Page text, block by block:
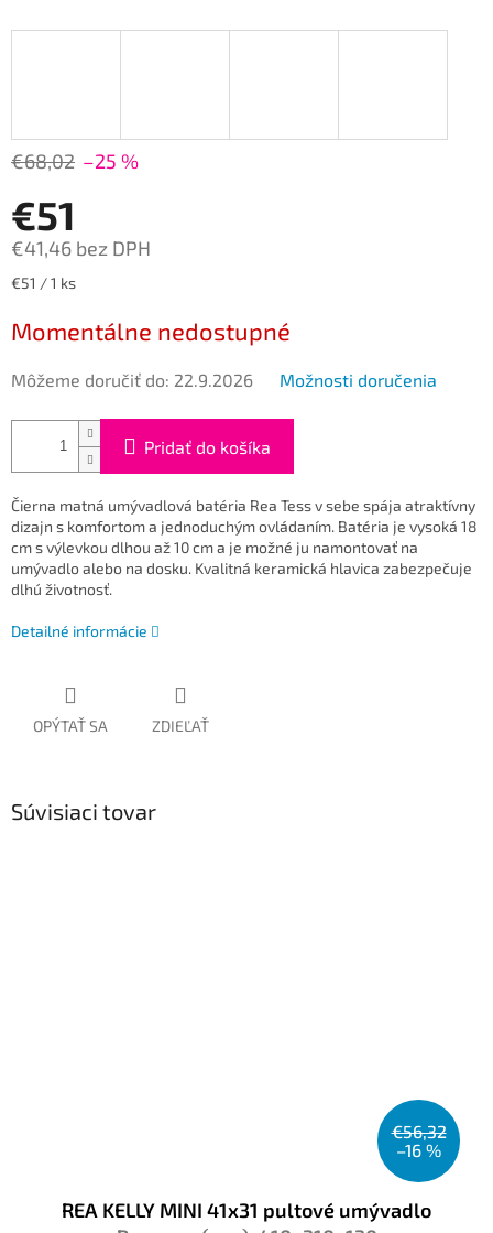
€68,02 –25 %
€51
€41,46 bez DPH
Jednotková
€51 / 1 ks
Momentálne nedostupné
Môžeme doručiť do: 22.9.2026 Možnosti doručenia
Pridať do košíka
Čierna matná umývadlová batéria Rea Tess v sebe spája atraktívny
dizajn s komfortom a jednoduchým ovládaním. Batéria je vysoká 18
cm s výlevkou dlhou až 10 cm a je možné ju namontovať na
umývadlo alebo na dosku. Kvalitná keramická hlavica zabezpečuje
dlhú životnosť.
Detailné informácie
OPÝTAŤ SA ZDIEĽAŤ
Súvisiaci tovar
€56,32
–16 %
REA KELLY MINI 41x31 pultové umývadlo